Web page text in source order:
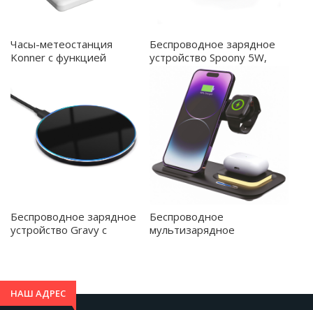
Часы-метеостанция
Konner с функцией
Беспроводное зарядное
устройство Spoony 5W,
черный - 7018.02
Беспроводное зарядное
устройство Gravy с
Беспроводное
мультизарядное
НАШ АДРЕС